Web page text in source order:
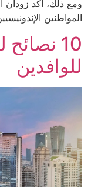
ومع ذلك، أكد
المواطنين
10
للوافدين